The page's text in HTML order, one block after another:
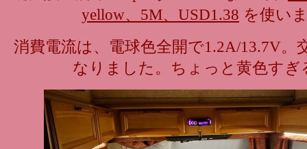
yellow、5M、USD1.38 を使い
消費電流は、電球色全開で1.2A/13.7V。
なりました。ちょっと黄色すぎ